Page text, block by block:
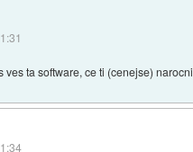
ves ta software, ce ti (cenejse)